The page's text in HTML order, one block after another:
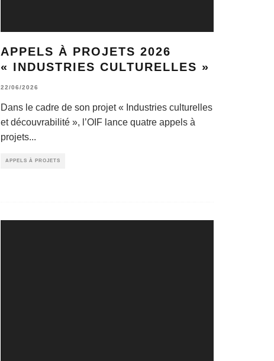
APPELS À PROJETS 2026
« INDUSTRIES CULTURELLES »
22/06/2026
Dans le cadre de son projet « Industries culturelles
et découvrabilité », l’OIF lance quatre appels à
projets...
APPELS À PROJETS